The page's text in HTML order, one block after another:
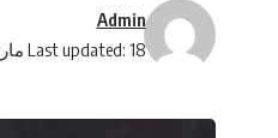
Last updated: 18 مارس، 2024 5:30 م
Admin